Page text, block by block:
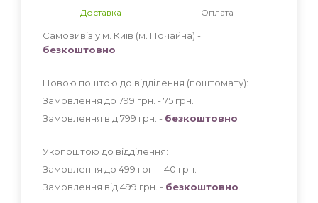
Доставка
Оплата
Самовивіз у м. Київ (м. Почайна) -
безкоштовно
Новою поштою до відділення (поштомату):
Замовлення до 799 грн. - 75 грн
Замовлення від 799 грн. - безкоштовно
Укрпоштою до відділення:
Замовлення до 499 грн. - 40 грн
Замовлення від 499 грн. - безкоштовно